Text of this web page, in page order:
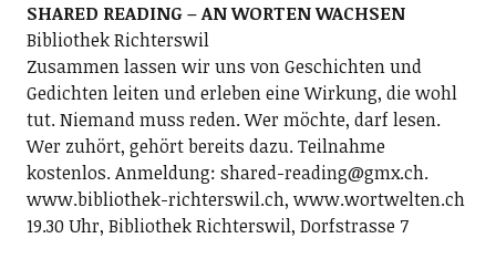
SHARED READING – AN WORTEN WACHSEN
Bibliothek Richterswil
Zusammen lassen wir uns von Geschichten und
Gedichten leiten und erleben eine Wirkung, die wohl
tut. Niemand muss reden. Wer möchte, darf lesen.
Wer zuhört, gehört bereits dazu. Teilnahme
kostenlos. Anmeldung: shared-reading@gmx.ch.
www.bibliothek-richterswil.ch, www.wortwelten.ch
19.30 Uhr, Bibliothek Richterswil, Dorfstrasse 7